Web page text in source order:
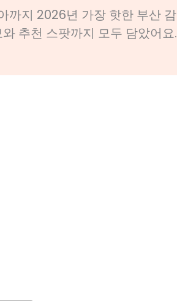
까지 2026년 가장 핫한 부산 감
추천 스팟까지 모두 담았어요.